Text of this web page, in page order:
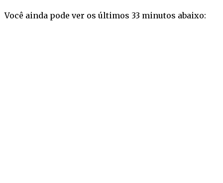
Você ainda pode ver os últimos 33 minutos abaixo: